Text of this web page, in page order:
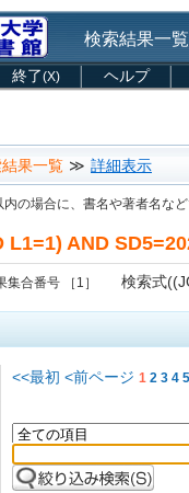
検索結果一覧
終了(X) ヘルプ
果一覧 ≫ 詳細表示
の場合に、書名や著者名な
AND
集合番号 ［1］ 検索式
<<最初 <前ページ 1 2 3 4 5